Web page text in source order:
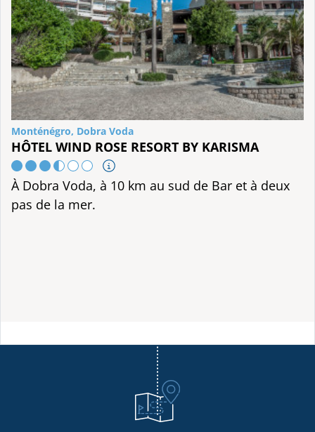
Monténégro, Dobra Voda
HÔTEL WIND ROSE RESORT BY KARISMA
À Dobra Voda, à 10 km au sud de Bar et à deux
pas de la mer.